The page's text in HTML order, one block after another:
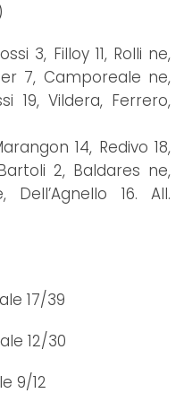
3, Filloy 11, Rolli ne,
7, Camporeale ne,
19, Vildera, Ferrero,
14, Redivo 18,
2, Baldares ne,
16. All.
17/39
12/30
9/12